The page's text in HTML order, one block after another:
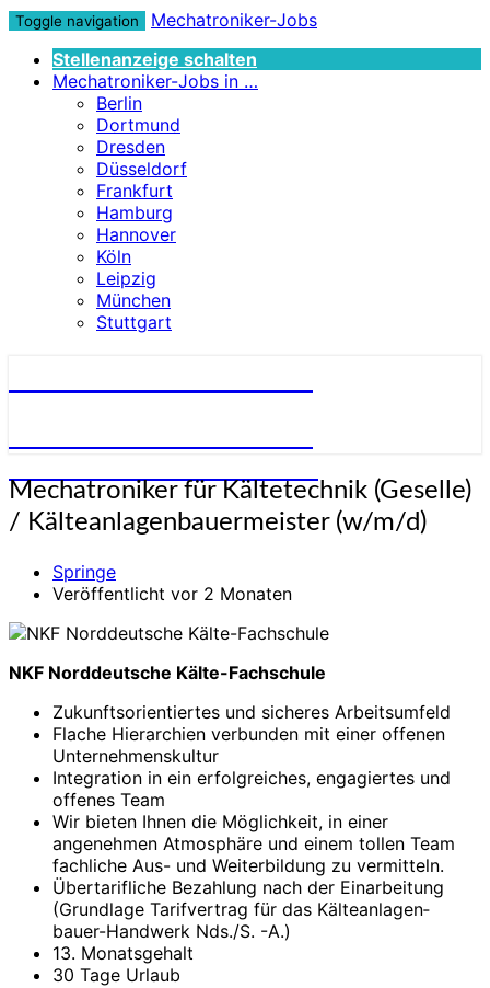
Toggle navigation
Mechatroniker-Jobs
Stellenanzeige schalten
Mechatroniker-Jobs in …
Berlin
Dortmund
Dresden
Düsseldorf
Frankfurt
Hamburg
Hannover
Köln
Leipzig
München
Stuttgart
Mechatroniker
für
Kältetechnik
Kälteanlagen­
bauermeister
(w/m/d)
Mechatroniker für Kältetechnik (Geselle)
/ Kälteanlagen­bauermeister (w/m/d)
Springe
Veröffentlicht vor 2 Monaten
NKF Norddeutsche Kälte-Fachschule
Zukunfts­orientiertes und sicheres Arbeitsumfeld
Flache Hierarchien verbunden mit einer offenen
Unternehmens­kultur
Integration in ein erfolgreiches, engagiertes und
offenes Team
Wir bieten Ihnen die Möglichkeit, in einer
angenehmen Atmosphäre und einem tollen Team
fachliche Aus- und Weiter­bildung zu vermitteln.
Übertarifliche Bezahlung nach der Einarbeitung
(Grundlage Tarifvertrag für das Kälteanlagen­
bauer-­Handwerk Nds./S. -A.)
13. Monats­gehalt
30 Tage Urlaub